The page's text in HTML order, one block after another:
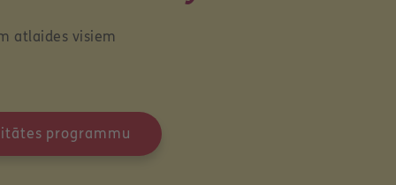
atlaides visiem
programmu